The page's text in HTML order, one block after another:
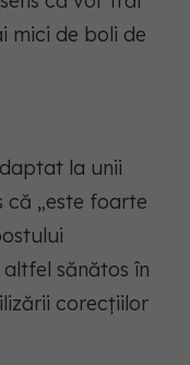
mici de boli de
la unii
că „este foarte
sănătos în
corecțiilor